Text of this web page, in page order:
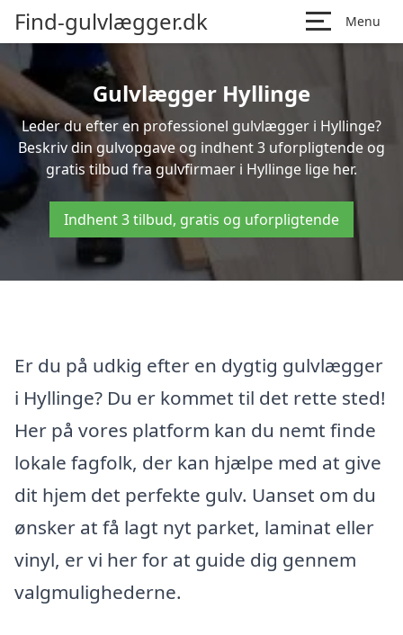
Find-gulvlægger.dk Menu
Gulvlægger Hyllinge
Leder du efter en professionel gulvlægger i Hyllinge?
Beskriv din gulvopgave og indhent 3 uforpligtende og
gratis tilbud fra gulvfirmaer i Hyllinge lige her.
Indhent 3 tilbud, gratis og uforpligtende
Er du på udkig efter en dygtig gulvlægger
i Hyllinge? Du er kommet til det rette sted!
Her på vores platform kan du nemt finde
lokale fagfolk, der kan hjælpe med at give
dit hjem det perfekte gulv. Uanset om du
ønsker at få lagt nyt parket, laminat eller
vinyl, er vi her for at guide dig gennem
valgmulighederne.